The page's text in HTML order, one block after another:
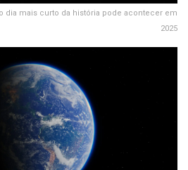
dia mais curto da história pode acontecer em
2025